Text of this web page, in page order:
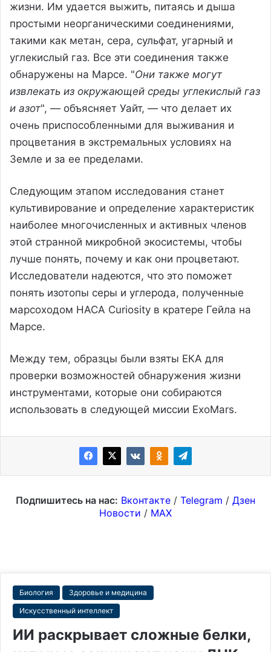
жизни. Им удается выжить, питаясь и дыша
простыми неорганическими соединениями,
такими как метан, сера, сульфат, угарный и
углекислый газ. Все эти соединения также
обнаружены на Марсе. "Они также могут
извлекать из окружающей среды углекислый газ
и азот", — объясняет Уайт, — что делает их
очень приспособленными для выживания и
процветания в экстремальных условиях на
Земле и за ее пределами.
Следующим этапом исследования станет
культивирование и определение характеристик
наиболее многочисленных и активных членов
этой странной микробной экосистемы, чтобы
лучше понять, почему и как они процветают.
Исследователи надеются, что это поможет
понять изотопы серы и углерода, полученные
марсоходом НАСА Curiosity в кратере Гейла на
Марсе.
Между тем, образцы были взяты ЕКА для
проверки возможностей обнаружения жизни
инструментами, которые они собираются
использовать в следующей миссии ExoMars.
Подпишитесь на нас: Вконтакте / Telegram / Дзен
Новости / MAX